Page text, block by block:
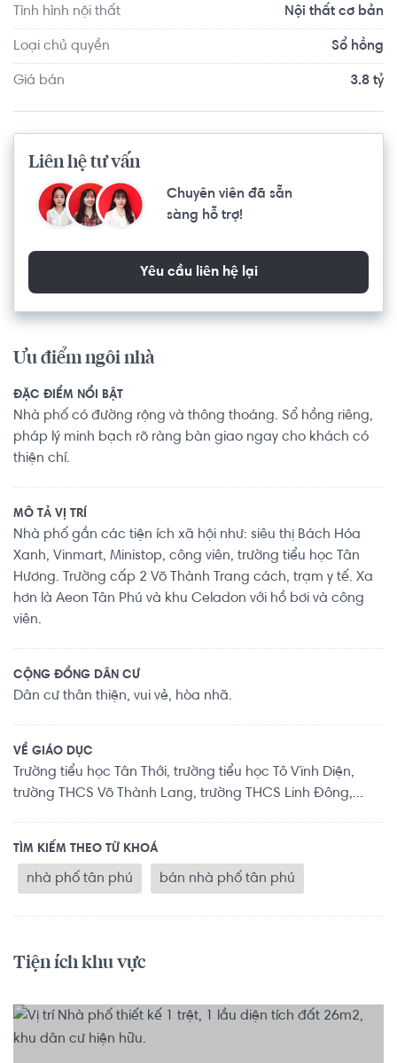
Tình hình nội thất Nội thất cơ bản
Loại chủ quyền Sổ hồng
Giá bán 3.8 tỷ
Liên hệ tư vấn
Chuyên viên đã sẵn
sàng hỗ trợ!
Yêu cầu liên hệ lại
Ưu điểm ngôi nhà
ĐẶC ĐIỂM NỔI BẬT
Nhà phố có đường rộng và thông thoáng. Sổ hồng riêng,
pháp lý minh bạch rõ ràng bàn giao ngay cho khách có
thiện chí.
MÔ TẢ VỊ TRÍ
Nhà phố gần các tiện ích xã hội như: siêu thị Bách Hóa
Xanh, Vinmart, Ministop, công viên, trường tiểu học Tân
Hương. Trường cấp 2 Võ Thành Trang cách, trạm y tế. Xa
hơn là Aeon Tân Phú và khu Celadon với hồ bơi và công
viên.
CỘNG ĐỒNG DÂN CƯ
Dân cư thân thiện, vui vẻ, hòa nhã.
VỀ GIÁO DỤC
Trường tiểu học Tân Thới, trường tiểu học Tô Vĩnh Diện,
trường THCS Võ Thành Lang, trường THCS Linh Đông,...
TÌM KIẾM THEO TỪ KHOÁ
nhà phố tân phú bán nhà phố tân phú
Tiện ích khu vực